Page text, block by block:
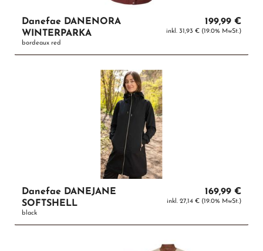
Danefae DANENORA
WINTERPARKA
bordeaux red
199,99 €
inkl. 31,93 € (19.0% MwSt.)
Danefae DANEJANE
SOFTSHELL
black
169,99 €
inkl. 27,14 € (19.0% MwSt.)